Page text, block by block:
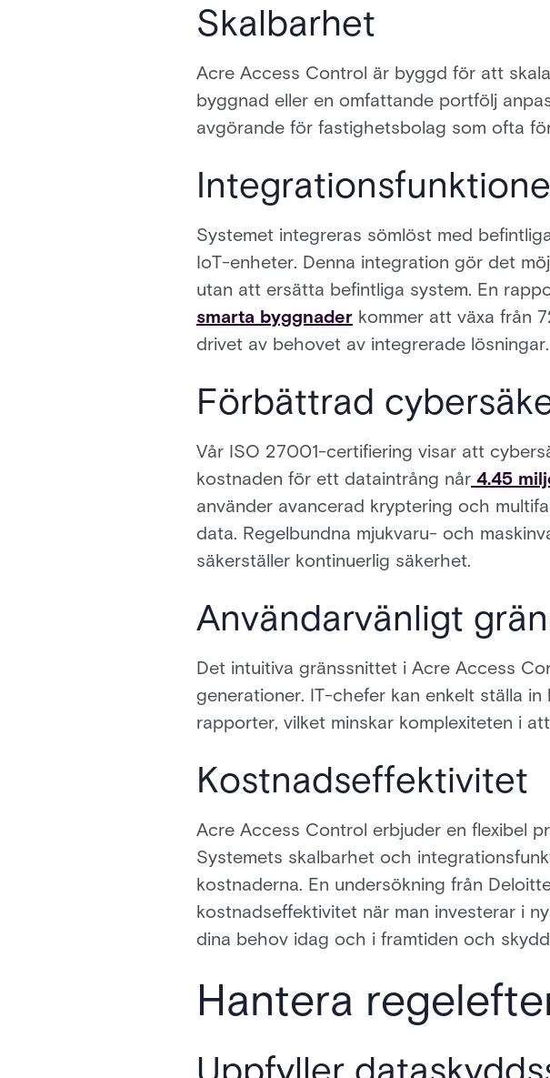
Skalbarhet
Acre Access Control är byggd för att
byggnad eller en omfattande portfölj
avgörande för fastighetsbolag som ofta
Systemet integreras sömlöst med
IoT-enheter. Denna integration gör det
utan att ersätta befintliga system. En
smarta byggnader kommer att växa från
drivet av behovet av integrerade lösningar.
Förbättrad
Vår ISO 27001-certifiering visar att
kostnaden för ett dataintrång når 4.45
använder avancerad kryptering och
data. Regelbundna mjukvaru- och
säkerställer kontinuerlig säkerhet.
Användarvänligt
Det intuitiva gränssnittet i Acre Access
generationer. IT-chefer kan enkelt ställa
rapporter, vilket minskar komplexiteten i
Kostnadseffektivitet
Acre Access Control erbjuder en flexibel
Systemets skalbarhet och
kostnaderna. En undersökning från
kostnadseffektivitet när man investerar i
dina behov idag och i framtiden och
Hantera